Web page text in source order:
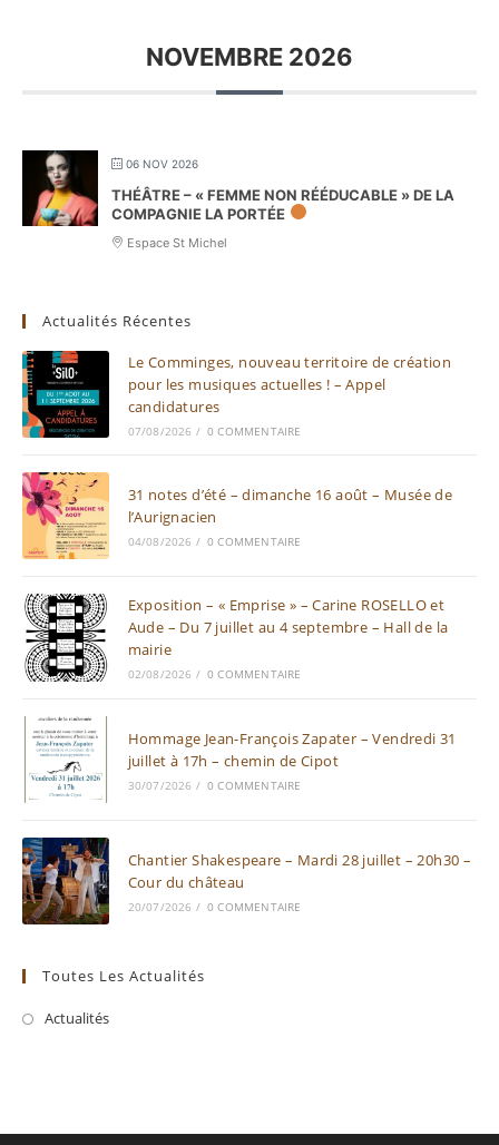
NOVEMBRE 2026
06 NOV 2026
THÉÂTRE – « FEMME NON RÉÉDUCABLE » DE LA
COMPAGNIE LA PORTÉE
Espace St Michel
Actualités Récentes
Le Comminges, nouveau territoire de création
pour les musiques actuelles ! – Appel
candidatures
07/08/2026 / 0 COMMENTAIRE
31 notes d’été – dimanche 16 août – Musée de
l’Aurignacien
04/08/2026 / 0 COMMENTAIRE
Exposition – « Emprise » – Carine ROSELLO et
Aude – Du 7 juillet au 4 septembre – Hall de la
mairie
02/08/2026 / 0 COMMENTAIRE
Hommage Jean-François Zapater – Vendredi 31
juillet à 17h – chemin de Cipot
30/07/2026 / 0 COMMENTAIRE
Chantier Shakespeare – Mardi 28 juillet – 20h30 –
Cour du château
20/07/2026 / 0 COMMENTAIRE
Toutes Les Actualités
Actualités